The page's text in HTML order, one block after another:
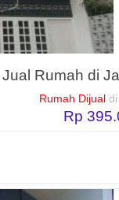
Jual Rumah di
Rumah Dijual
Rp